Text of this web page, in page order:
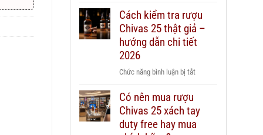
Nên
chọn
loại
Chivas
12,
18,
–
loại
nào
Cách kiểm tra rượu
Chivas 25 thật giả –
hướng dẫn chi tiết
2026
Chức năng bình luận bị tắtở
tra
rượu
Có nên mua rượu
Chivas 25 xách tay
duty free hay mua